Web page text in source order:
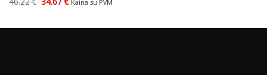
price price
Kaina su PVM